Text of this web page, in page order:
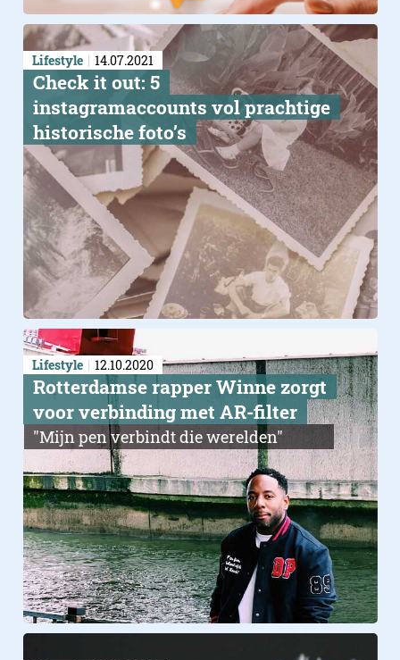
Lifestyle 14.07.2021
Check it out: 5
instagramaccounts vol prachtige
historische foto’s
Lifestyle 12.10.2020
Rotterdamse rapper Winne zorgt
voor verbinding met AR-filter
"Mijn pen verbindt die werelden"